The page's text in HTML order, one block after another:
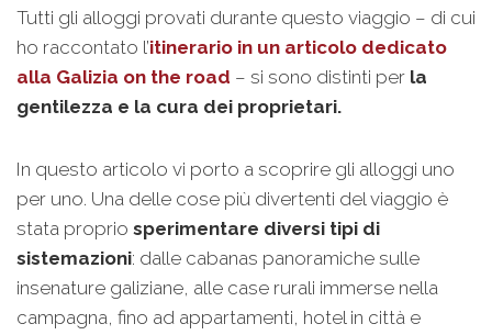
Tutti gli alloggi provati durante questo viaggio – di cui
ho raccontato l’itinerario in un articolo dedicato
alla Galizia on the road – si sono distinti per la
gentilezza e la cura dei proprietari.
In questo articolo vi porto a scoprire gli alloggi uno
per uno. Una delle cose più divertenti del viaggio è
stata proprio sperimentare diversi tipi di
sistemazioni: dalle cabanas panoramiche sulle
insenature galiziane, alle case rurali immerse nella
campagna, fino ad appartamenti, hotel in città e